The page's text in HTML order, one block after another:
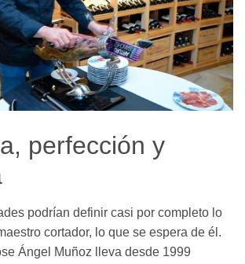
perfección y
podrían definir casi por completo lo
cortador, lo que se espera de él.
Ángel Muñoz lleva desde 1999